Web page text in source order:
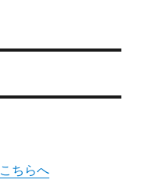
こちらへ